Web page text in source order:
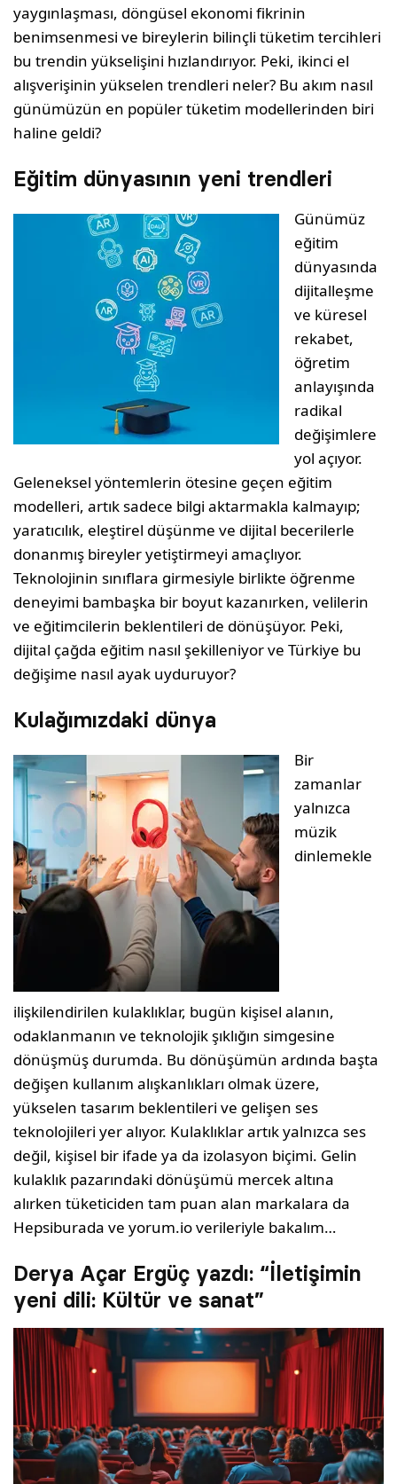
yaygınlaşması, döngüsel ekonomi fikrinin
benimsenmesi ve bireylerin bilinçli tüketim tercihleri
bu trendin yükselişini hızlandırıyor. Peki, ikinci el
alışverişinin yükselen trendleri neler? Bu akım nasıl
günümüzün en popüler tüketim modellerinden biri
haline geldi?
Eğitim dünyasının yeni trendleri
Günümüz
eğitim
dünyasında
dijitalleşme
ve küresel
rekabet,
öğretim
anlayışında
radikal
değişimlere
yol açıyor.
Geleneksel yöntemlerin ötesine geçen eğitim
modelleri, artık sadece bilgi aktarmakla kalmayıp;
yaratıcılık, eleştirel düşünme ve dijital becerilerle
donanmış bireyler yetiştirmeyi amaçlıyor.
Teknolojinin sınıflara girmesiyle birlikte öğrenme
deneyimi bambaşka bir boyut kazanırken, velilerin
ve eğitimcilerin beklentileri de dönüşüyor. Peki,
dijital çağda eğitim nasıl şekilleniyor ve Türkiye bu
değişime nasıl ayak uyduruyor?
Kulağımızdaki dünya
Bir
zamanlar
yalnızca
müzik
dinlemekle
ilişkilendirilen kulaklıklar, bugün kişisel alanın,
odaklanmanın ve teknolojik şıklığın simgesine
dönüşmüş durumda. Bu dönüşümün ardında başta
değişen kullanım alışkanlıkları olmak üzere,
yükselen tasarım beklentileri ve gelişen ses
teknolojileri yer alıyor. Kulaklıklar artık yalnızca ses
değil, kişisel bir ifade ya da izolasyon biçimi. Gelin
kulaklık pazarındaki dönüşümü mercek altına
alırken tüketiciden tam puan alan markalara da
Hepsiburada ve yorum.io verileriyle bakalım…
Derya Açar Ergüç yazdı: “İletişimin
yeni dili: Kültür ve sanat”